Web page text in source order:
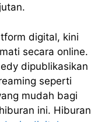
digital, kini
secara online.
dipublikasikan
seperti
mudah bagi
ini. Hiburan